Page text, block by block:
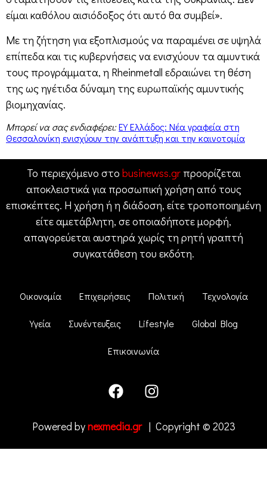
είμαι καθόλου αισιόδοξος ότι αυτό θα συμβεί».
Με τη ζήτηση για εξοπλισμούς να παραμένει σε υψηλά
επίπεδα και τις κυβερνήσεις να ενισχύουν τα αμυντικά
τους προγράμματα, η Rheinmetall εδραιώνει τη θέση
της ως ηγέτιδα δύναμη της ευρωπαϊκής αμυντικής
βιομηχανίας.
Μπορεί να σας ενδιαφέρει:ΕΥ Ελλάδος: Νέα γραφεία στη
Θεσσαλονίκη ενισχύουν την ανάπτυξη και την καινοτομία
Το περιεχόμενο στο businewss.grπροορίζεται
αποκλειστικά για προσωπική χρήση από τους
επισκέπτες. Η χρήση ή η διάδοση, είτε τροποποιημένη
είτε αμετάβλητη, σε οποιαδήποτε μορφή,
απαγορεύεται αυστηρά χωρίς τη ρητή γραπτή
συγκατάθεση του εκδότη.
Οικονομία Επιχειρήσεις Πολιτική Τεχνολογία
Υγεία Συνέντευξεις Lifestyle Global Blog
Επικοινωνία
Powered bynexmedia.gr| Copyright © 2023